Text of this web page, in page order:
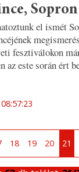
Sopron
el ismét
fesztiválokon
az este során ért
18 19 20 21